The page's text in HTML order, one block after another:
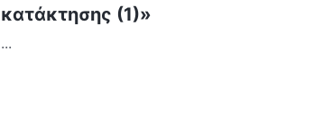
κατάκτησης (1)»
...